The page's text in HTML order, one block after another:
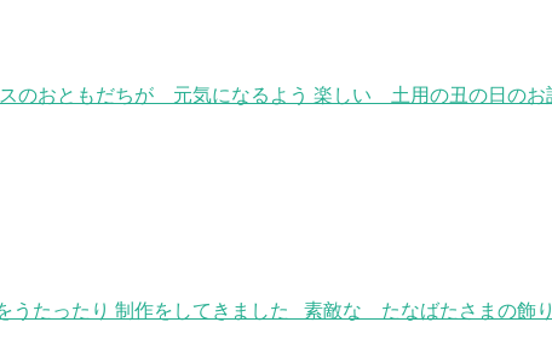
ともだちが 元気になるよう 楽しい 土用の丑の日のお
たったり 制作をしてきました 素敵な たなばたさまの飾